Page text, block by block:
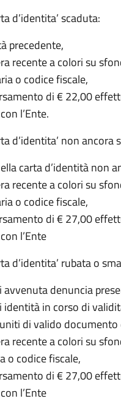
d’identita’ scaduta:
precedente,
recente a colori su
o codice fiscale,
di € 22,00
l’Ente.
d’identita’ non ancora
carta d’identità non
recente a colori su
o codice fiscale,
di € 27,00
l’Ente
d’identita’ rubata o
denuncia
in corso di
di valido documento
recente a colori su
o codice fiscale,
di € 27,00
l’Ente